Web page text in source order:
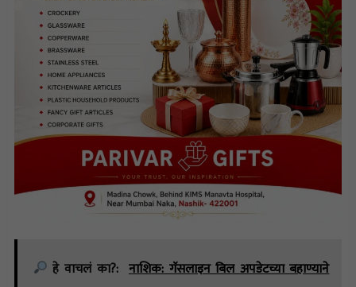
हे वाचलं का?: नाशिक: गॅसलाइन बिल अपडेटच्या बहाण्याने